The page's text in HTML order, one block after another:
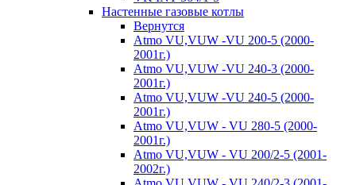
Настенные газовые котлы
Вернутся
Atmo VU,VUW -VU 200-5 (2000-
2001г.)
Atmo VU,VUW -VU 240-3 (2000-
2001г.)
Atmo VU,VUW -VU 240-5 (2000-
2001г.)
Atmo VU,VUW - VU 280-5 (2000-
2001г.)
Atmo VU,VUW - VU 200/2-5 (2001-
2002г.)